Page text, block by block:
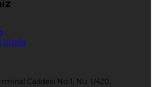
Kirala
Caddesi No:1, Nu: U420,